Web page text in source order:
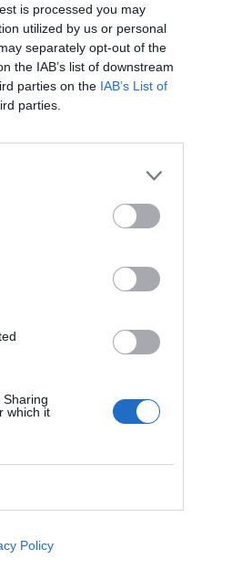
is processed you may
utilized by us or personal
separately opt-out of the
the IAB’s list of downstream
parties on the IAB’s List of
parties.
which it
Policy